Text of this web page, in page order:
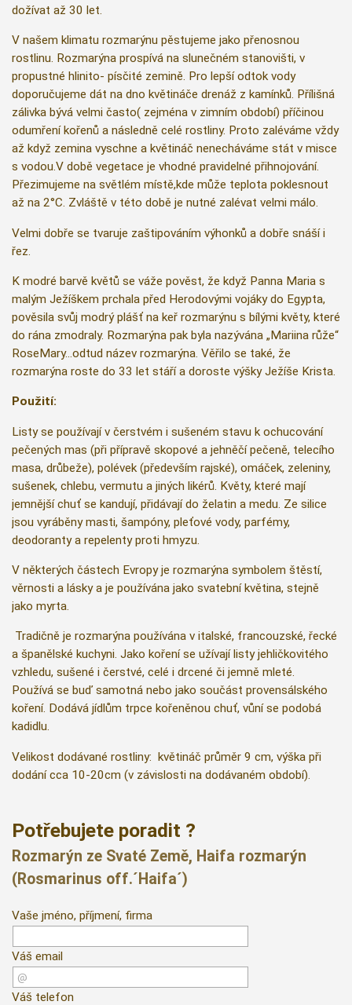
dožívat až 30 let.
V našem klimatu rozmarýnu pěstujeme jako přenosnou
rostlinu. Rozmarýna prospívá na slunečném stanovišti, v
propustné hlinito- písčité zemině. Pro lepší odtok vody
doporučujeme dát na dno květináče drenáž z kamínků. Přílišná
zálivka bývá velmi často( zejména v zimním období) příčinou
odumření kořenů a následně celé rostliny. Proto zaléváme vždy
až když zemina vyschne a květináč nenecháváme stát v misce
s vodou.V době vegetace je vhodné pravidelné přihnojování.
Přezimujeme na světlém místě,kde může teplota poklesnout
až na 2°C. Zvláště v této době je nutné zalévat velmi málo.
Velmi dobře se tvaruje zaštipováním výhonků a dobře snáší i
řez.
K modré barvě květů se váže pověst, že když Panna Maria s
malým Ježíškem prchala před Herodovými vojáky do Egypta,
pověsila svůj modrý plášť na keř rozmarýnu s bílými květy, které
do rána zmodraly. Rozmarýna pak byla nazývána „Mariina růže“
RoseMary...odtud název rozmarýna. Věřilo se také, že
rozmarýna roste do 33 let stáří a doroste výšky Ježíše Krista.
Použití:
Listy se používají v čerstvém i sušeném stavu k ochucování
pečených mas (při přípravě skopové a jehněčí pečeně, telecího
masa, drůbeže), polévek (především rajské), omáček, zeleniny,
sušenek, chlebu, vermutu a jiných likérů. Květy, které mají
jemnější chuť se kandují, přidávají do želatin a medu. Ze silice
jsou vyráběny masti, šampóny, pleťové vody, parfémy,
deodoranty a repelenty proti hmyzu.
V některých částech Evropy je rozmarýna symbolem štěstí,
věrnosti a lásky a je používána jako svatební květina, stejně
jako myrta.
Tradičně je rozmarýna používána v italské, francouzské, řecké
a španělské kuchyni. Jako koření se užívají listy jehličkovitého
vzhledu, sušené i čerstvé, celé i drcené či jemně mleté.
Používá se buď samotná nebo jako součást provensálského
koření. Dodává jídlům trpce kořeněnou chuť, vůní se podobá
kadidlu.
Velikost dodávané rostliny: květináč průměr 9 cm, výška při
dodání cca 10-20cm (v závislosti na dodávaném období).
Potřebujete poradit ?
Rozmarýn ze Svaté Země, Haifa rozmarýn
(Rosmarinus off.´Haifa´)
Vaše jméno, příjmení, firma
Váš email
Váš telefon